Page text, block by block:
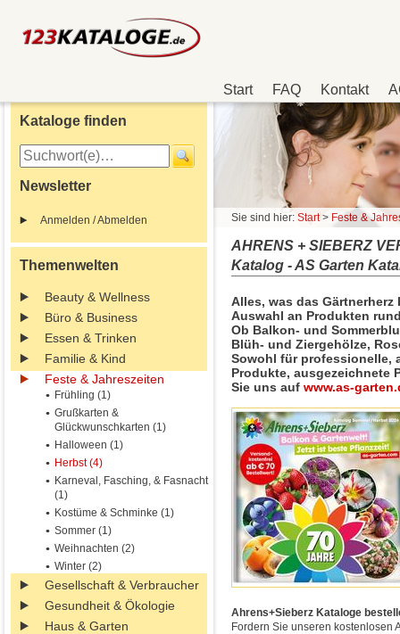
Start FAQ Kontakt
Kataloge finden
Newsletter
Anmelden / Abmelden
Themenwelten
Beauty & Wellness
Büro & Business
Essen & Trinken
Familie & Kind
Feste & Jahreszeiten
Frühling (1)
Grußkarten &
Glückwunschkarten (1)
Halloween (1)
Herbst (4)
Karneval, Fasching, & Fasnacht
(1)
Kostüme & Schminke (1)
Sommer (1)
Weihnachten (2)
Winter (2)
Gesellschaft & Verbraucher
Gesundheit & Ökologie
Haus & Garten
Sie sind hier: Start> Feste &
AHRENS + SIEBERZ
Katalog - AS Garten
Alles, was das
Auswahl an Produkten
Ob Balkon- und
Blüh- und Ziergehölze,
Sowohl für professionelle,
Produkte, ausgezeichnete
Sie uns auf www.as-
Ahrens+Sieberz Kataloge
Fordern Sie unseren kostenlosen